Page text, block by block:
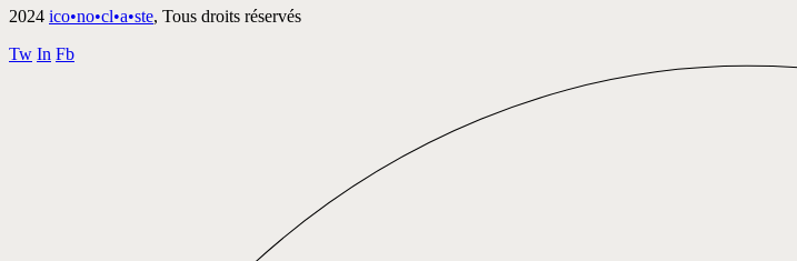
2024 ico•no•cl•a•ste, Tous droits réservés
Tw In Fb